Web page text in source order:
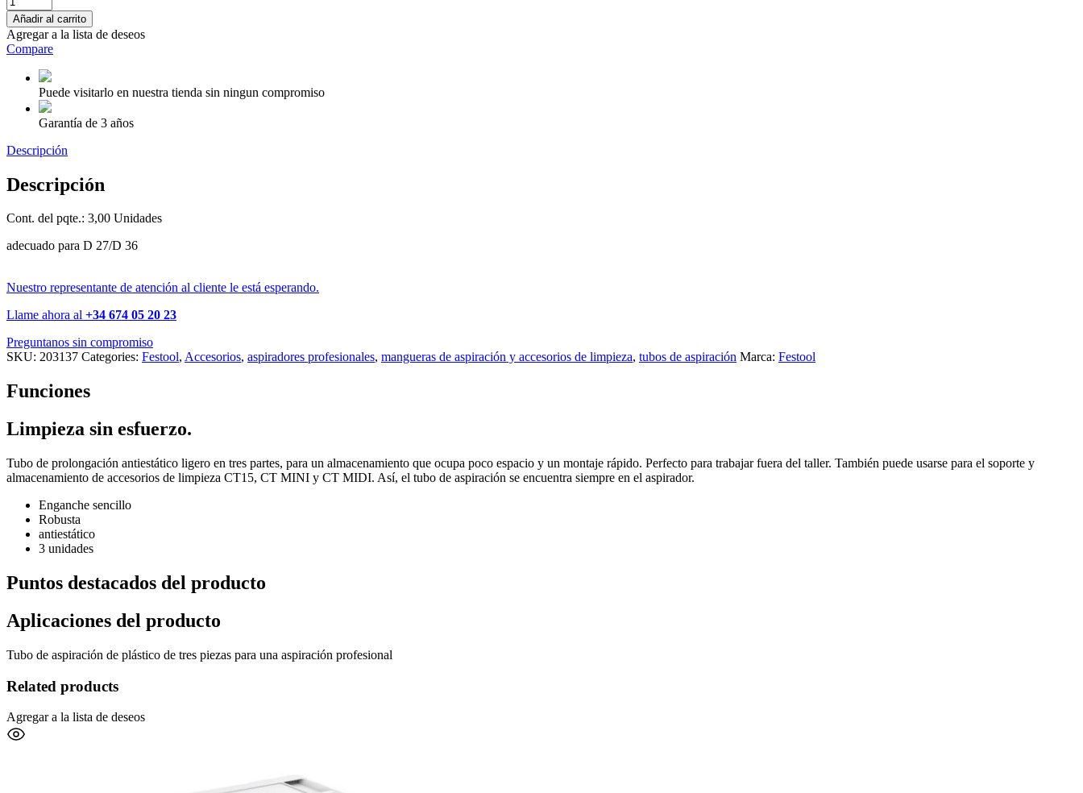
Añadir al carrito
Agregar a la lista de deseos
Compare
Puede visitarlo en nuestra tienda sin ningun compromiso
Garantía de 3 años
Descripción
Descripción
Cont. del pqte.: 3,00 Unidades
adecuado para D 27/D 36
Nuestro representante de atención al cliente le está esperando.
Llame ahora al +34 674 05 20 23
Preguntanos sin compromiso
SKU: 203137 Categories: Festool, Accesorios, aspiradores profesionales, mangueras de aspiración y accesorios de limpieza, tubos de aspiración Marca: Festool
Funciones
Limpieza sin esfuerzo.
Tubo de prolongación antiestático ligero en tres partes, para un almacenamiento que ocupa poco espacio y un montaje rápido. Perfecto para trabajar fuera del taller. También puede usarse para el soporte y
almacenamiento de accesorios de limpieza CT15, CT MINI y CT MIDI. Así, el tubo de aspiración se encuentra siempre en el aspirador.
Enganche sencillo
Robusta
antiestático
3 unidades
Puntos destacados del producto
Aplicaciones del producto
Tubo de aspiración de plástico de tres piezas para una aspiración profesional
Related products
Agregar a la lista de deseos